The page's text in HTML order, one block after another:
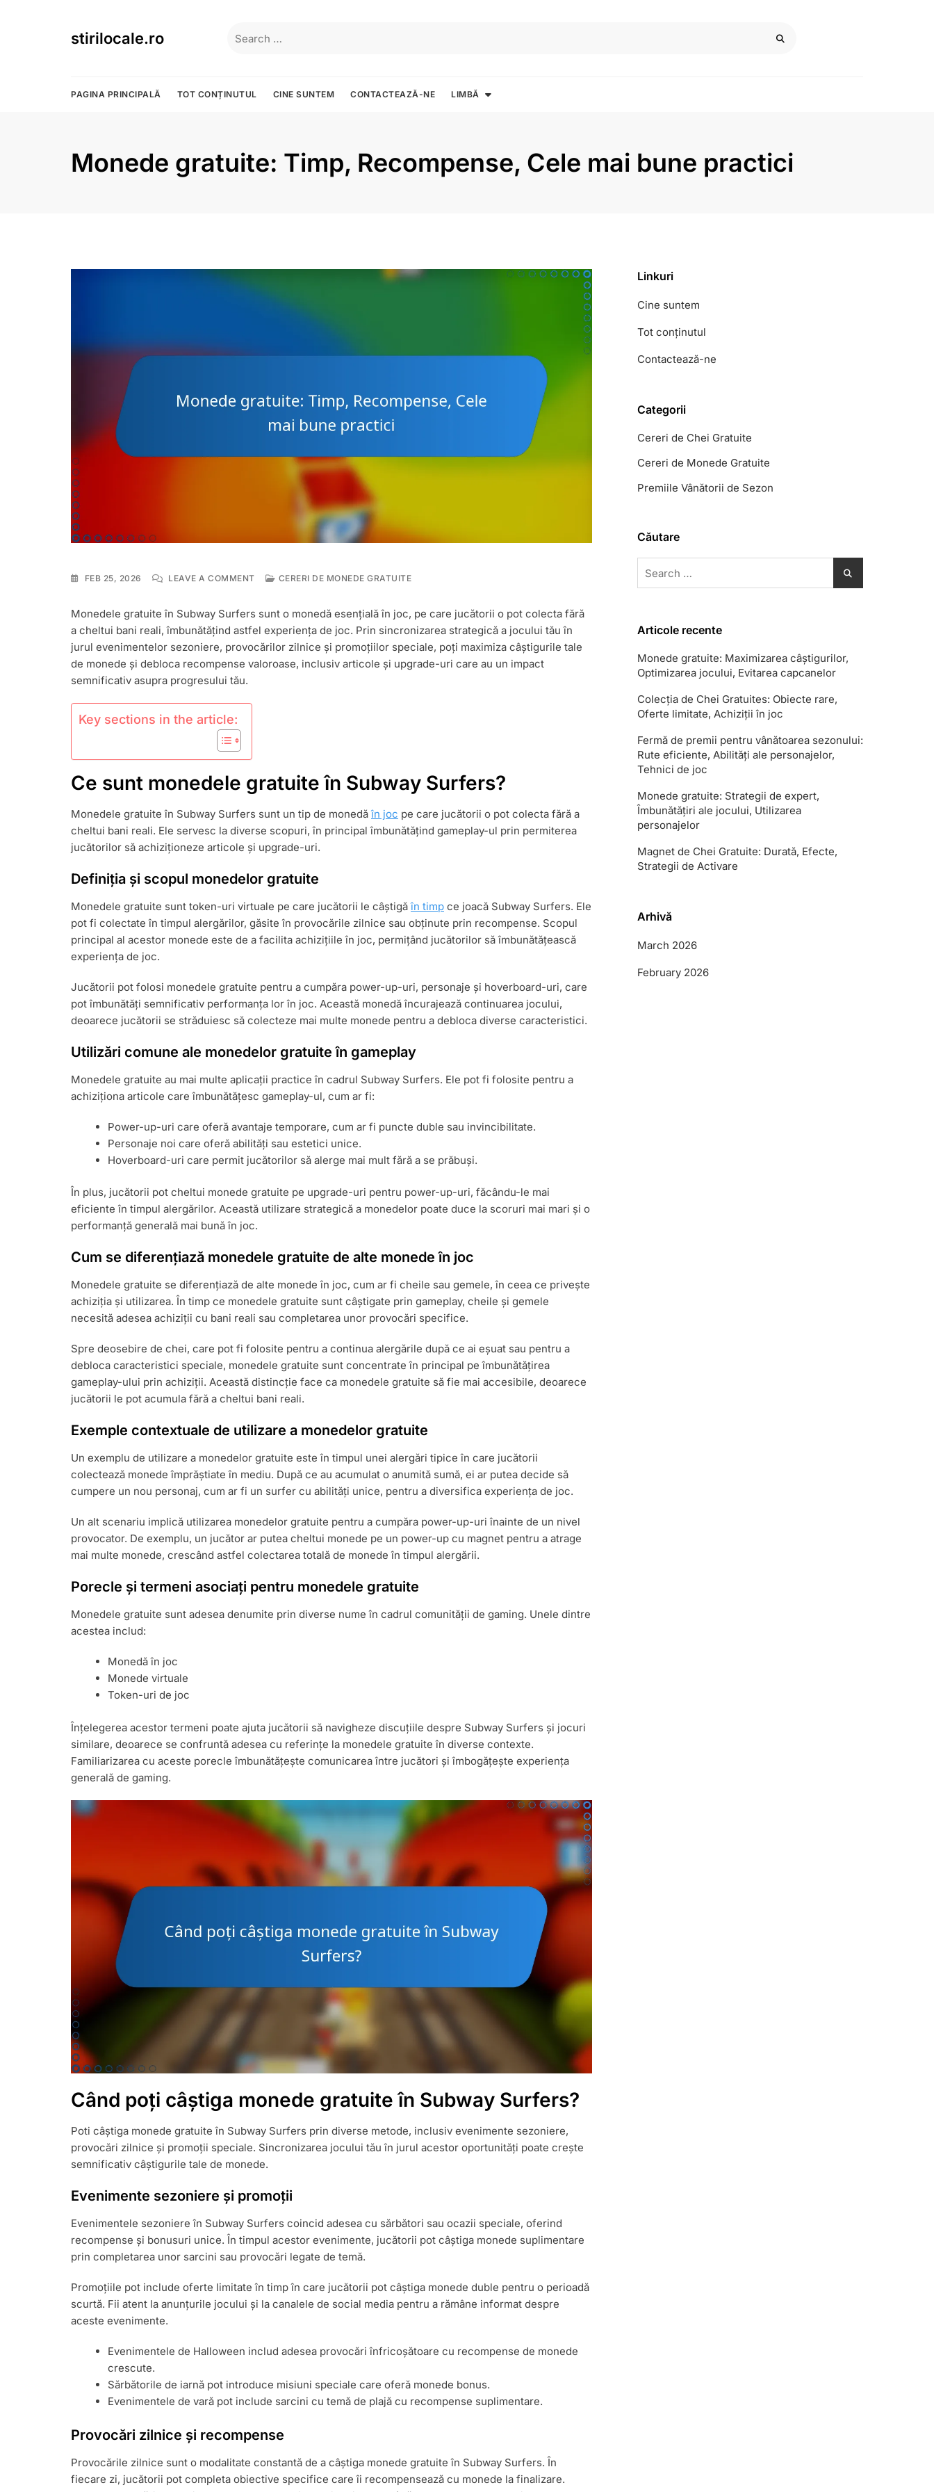
stirilocale.ro
for:
PAGINA PRINCIPALĂ TOT CONȚINUTUL CINE SUNTEM CONTACTEAZĂ-NE LIMBĂ
Monede gratuite: Timp, Recompense, Cele mai bune practici
FEB 25, 2026 LEAVE A COMMENTON
TIMP,
RECOMPENSE,
CELE
BUNE
CERERI DE MONEDE GRATUITE
Monedele gratuite în Subway Surfers sunt o monedă esențială în joc, pe care jucătorii o pot colecta fără
a cheltui bani reali, îmbunătățind astfel experiența de joc. Prin sincronizarea strategică a jocului tău în
jurul evenimentelor sezoniere, provocărilor zilnice și promoțiilor speciale, poți maximiza câștigurile tale
de monede și debloca recompense valoroase, inclusiv articole și upgrade-uri care au un impact
semnificativ asupra progresului tău.
Key sections in the article:
Ce sunt monedele gratuite în Subway Surfers?
Monedele gratuite în Subway Surfers sunt un tip de monedăîn joc pe care jucătorii o pot colecta fără a
cheltui bani reali. Ele servesc la diverse scopuri, în principal îmbunătățind gameplay-ul prin permiterea
jucătorilor să achiziționeze articole și upgrade-uri.
Definiția și scopul monedelor gratuite
Monedele gratuite sunt token-uri virtuale pe care jucătorii le câștigăîn timp ce joacă Subway Surfers. Ele
pot fi colectate în timpul alergărilor, găsite în provocările zilnice sau obținute prin recompense. Scopul
principal al acestor monede este de a facilita achizițiile în joc, permițând jucătorilor să îmbunătățească
experiența de joc.
Jucătorii pot folosi monedele gratuite pentru a cumpăra power-up-uri, personaje și hoverboard-uri, care
pot îmbunătăți semnificativ performanța lor în joc. Această monedă încurajează continuarea jocului,
deoarece jucătorii se străduiesc să colecteze mai multe monede pentru a debloca diverse caracteristici.
Utilizări comune ale monedelor gratuite în gameplay
Monedele gratuite au mai multe aplicații practice în cadrul Subway Surfers. Ele pot fi folosite pentru a
achiziționa articole care îmbunătățesc gameplay-ul, cum ar fi:
Power-up-uri care oferă avantaje temporare, cum ar fi puncte duble sau invincibilitate.
Personaje noi care oferă abilități sau estetici unice.
Hoverboard-uri care permit jucătorilor să alerge mai mult fără a se prăbuși.
În plus, jucătorii pot cheltui monede gratuite pe upgrade-uri pentru power-up-uri, făcându-le mai
eficiente în timpul alergărilor. Această utilizare strategică a monedelor poate duce la scoruri mai mari și o
performanță generală mai bună în joc.
Cum se diferențiază monedele gratuite de alte monede în joc
Monedele gratuite se diferențiază de alte monede în joc, cum ar fi cheile sau gemele, în ceea ce privește
achiziția și utilizarea. În timp ce monedele gratuite sunt câștigate prin gameplay, cheile și gemele
necesită adesea achiziții cu bani reali sau completarea unor provocări specifice.
Spre deosebire de chei, care pot fi folosite pentru a continua alergările după ce ai eșuat sau pentru a
debloca caracteristici speciale, monedele gratuite sunt concentrate în principal pe îmbunătățirea
gameplay-ului prin achiziții. Această distincție face ca monedele gratuite să fie mai accesibile, deoarece
jucătorii le pot acumula fără a cheltui bani reali.
Exemple contextuale de utilizare a monedelor gratuite
Un exemplu de utilizare a monedelor gratuite este în timpul unei alergări tipice în care jucătorii
colectează monede împrăștiate în mediu. După ce au acumulat o anumită sumă, ei ar putea decide să
cumpere un nou personaj, cum ar fi un surfer cu abilități unice, pentru a diversifica experiența de joc.
Un alt scenariu implică utilizarea monedelor gratuite pentru a cumpăra power-up-uri înainte de un nivel
provocator. De exemplu, un jucător ar putea cheltui monede pe un power-up cu magnet pentru a atrage
mai multe monede, crescând astfel colectarea totală de monede în timpul alergării.
Porecle și termeni asociați pentru monedele gratuite
Monedele gratuite sunt adesea denumite prin diverse nume în cadrul comunității de gaming. Unele dintre
acestea includ:
Monedă în joc
Monede virtuale
Token-uri de joc
Înțelegerea acestor termeni poate ajuta jucătorii să navigheze discuțiile despre Subway Surfers și jocuri
similare, deoarece se confruntă adesea cu referințe la monedele gratuite în diverse contexte.
Familiarizarea cu aceste porecle îmbunătățește comunicarea între jucători și îmbogățește experiența
generală de gaming.
Când poți câștiga monede gratuite în Subway Surfers?
Poti câștiga monede gratuite în Subway Surfers prin diverse metode, inclusiv evenimente sezoniere,
provocări zilnice și promoții speciale. Sincronizarea jocului tău în jurul acestor oportunități poate crește
semnificativ câștigurile tale de monede.
Evenimente sezoniere și promoții
Evenimentele sezoniere în Subway Surfers coincid adesea cu sărbători sau ocazii speciale, oferind
recompense și bonusuri unice. În timpul acestor evenimente, jucătorii pot câștiga monede suplimentare
prin completarea unor sarcini sau provocări legate de temă.
Promoțiile pot include oferte limitate în timp în care jucătorii pot câștiga monede duble pentru o perioadă
scurtă. Fii atent la anunțurile jocului și la canalele de social media pentru a rămâne informat despre
aceste evenimente.
Evenimentele de Halloween includ adesea provocări înfricoșătoare cu recompense de monede
crescute.
Sărbătorile de iarnă pot introduce misiuni speciale care oferă monede bonus.
Evenimentele de vară pot include sarcini cu temă de plajă cu recompense suplimentare.
Provocări zilnice și recompense
Provocările zilnice sunt o modalitate constantă de a câștiga monede gratuite în Subway Surfers. În
fiecare zi, jucătorii pot completa obiective specifice care îi recompensează cu monede la finalizare.
Linkuri
Cine suntem
Tot conținutul
Contactează-ne
Categorii
Cereri de Chei Gratuite
Cereri de Monede Gratuite
Premiile Vânătorii de Sezon
Căutare
for:
Articole recente
Monede gratuite: Maximizarea câștigurilor,
Optimizarea jocului, Evitarea capcanelor
Colecția de Chei Gratuites: Obiecte rare,
Oferte limitate, Achiziții în joc
Fermă de premii pentru vânătoarea sezonului:
Rute eficiente, Abilități ale personajelor,
Tehnici de joc
Monede gratuite: Strategii de expert,
Îmbunătățiri ale jocului, Utilizarea
personajelor
Magnet de Chei Gratuite: Durată, Efecte,
Strategii de Activare
Arhivă
March 2026
February 2026